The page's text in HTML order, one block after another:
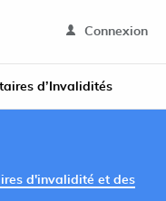
Connexion
d’Invalidités
d'invalidité et des